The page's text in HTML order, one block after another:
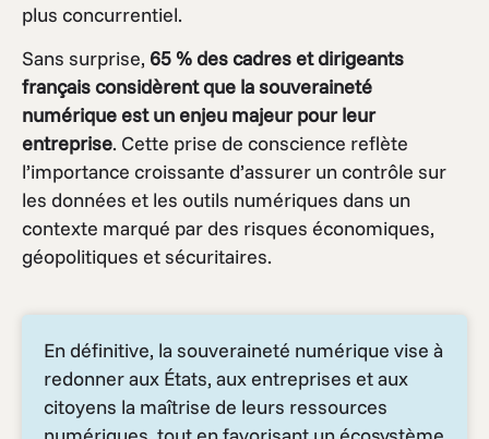
plus concurrentiel.
Sans surprise, 65 % des cadres et dirigeants
français considèrent que la souveraineté
numérique est un enjeu majeur pour leur
entreprise. Cette prise de conscience reflète
l’importance croissante d’assurer un contrôle sur
les données et les outils numériques dans un
contexte marqué par des risques économiques,
géopolitiques et sécuritaires.
En définitive, la souveraineté numérique vise à
redonner aux États, aux entreprises et aux
citoyens la maîtrise de leurs ressources